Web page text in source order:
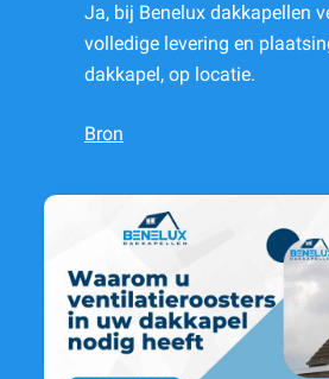
Ja, bij Benelux dakkapellen
volledige levering en
dakkapel, op locatie.
Bron